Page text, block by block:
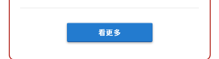
車？...
看更多